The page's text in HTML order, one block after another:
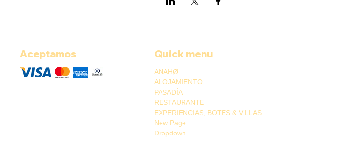
Aceptamos Quick menu
ANAHØ
ALOJAMIENTO
PASADÍA
RESTAURANTE
EXPERIENCIAS, BOTES & VILLAS
New Page
Dropdown